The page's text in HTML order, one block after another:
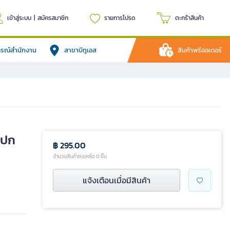
เข้าสู่ระบบ | สมัครสมาชิก รายการโปรด ตะกร้าสินค้า
รณ์สำนักงาน สาขาบีทูเอส สินค้าพรีออเดอร์
ก
฿ 295.00
จำนวนสินค้าคงเหลือ 0 ชิ้น
แจ้งเตือนเมื่อมีสินค้า